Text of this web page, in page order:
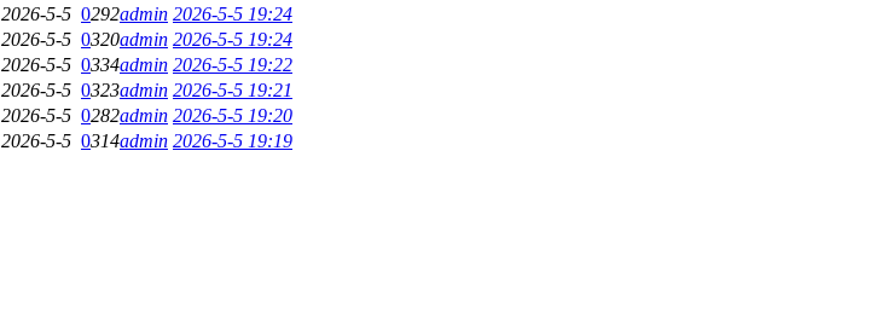
2026-5-5 0292admin 2026-5-5 19:24
2026-5-5 0320admin 2026-5-5 19:24
2026-5-5 0334admin 2026-5-5 19:22
2026-5-5 0323admin 2026-5-5 19:21
2026-5-5 0282admin 2026-5-5 19:20
2026-5-5 0314admin 2026-5-5 19:19